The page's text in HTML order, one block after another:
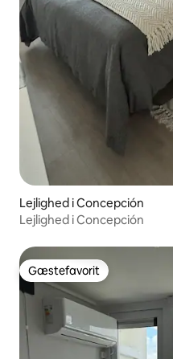
Lejlighed i Concepción
Lejlighed i Concepción
Gæstefavorit
Gæstefavorit